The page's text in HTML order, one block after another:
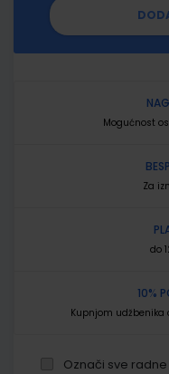
Mogućnost
Za
do
10%
Kupnjom
Označi sve